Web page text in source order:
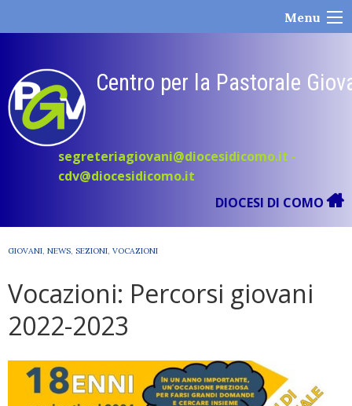
Menu
Centro per la Pastorale
segreteriagiovani@diocesidicomo.it -
cdv@diocesidicomo.it
DIOCESI DI COMO
GIOVANI, NEWS, SEZIONI, VOCAZIONI
Vocazioni: Percorsi giovani
2022-2023